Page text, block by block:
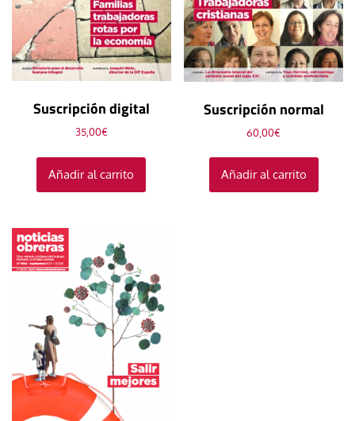
Suscripción digital
35,00€
Añadir al carrito
Suscripción normal
60,00€
Añadir al carrito